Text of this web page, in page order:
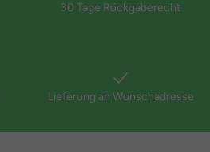
30 Tage Rückgaberecht
Lieferung an Wunschadresse